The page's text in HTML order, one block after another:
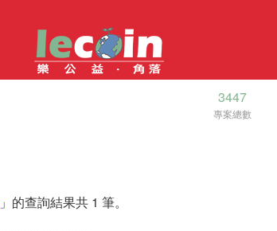
3447
專案總數
」的查詢結果共 1 筆。